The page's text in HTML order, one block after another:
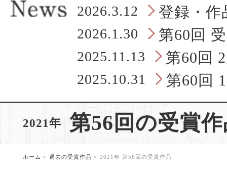
ま
2026.3.12 登録・作
2026.1.30 第60回
2025.11.13 第60回
2025.10.31 第60回
2021年 第56回の受賞
ホーム 過去の受賞作品 2021年 第56回の受賞作品